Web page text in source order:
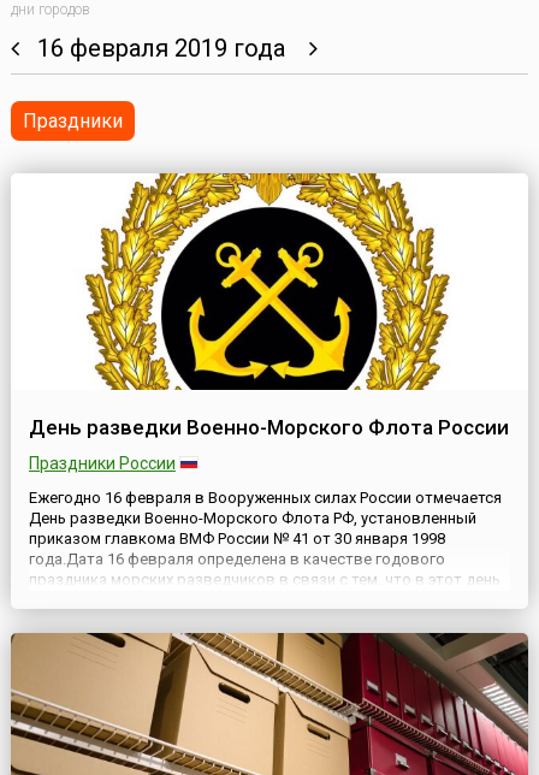
дни городов
16 февраля 2019 года
Праздники
День разведки Военно-Морского Флота России
Праздники России
Ежегодно 16 февраля в Вооруженных силах России отмечается
День разведки Военно-Морского Флота РФ, установленный
приказом главкома ВМФ России № 41 от 30 января 1998
года.Дата 16 февраля определена в качестве годового
праздника морских разведчиков в связи с тем, что в этот день
Разведыват...